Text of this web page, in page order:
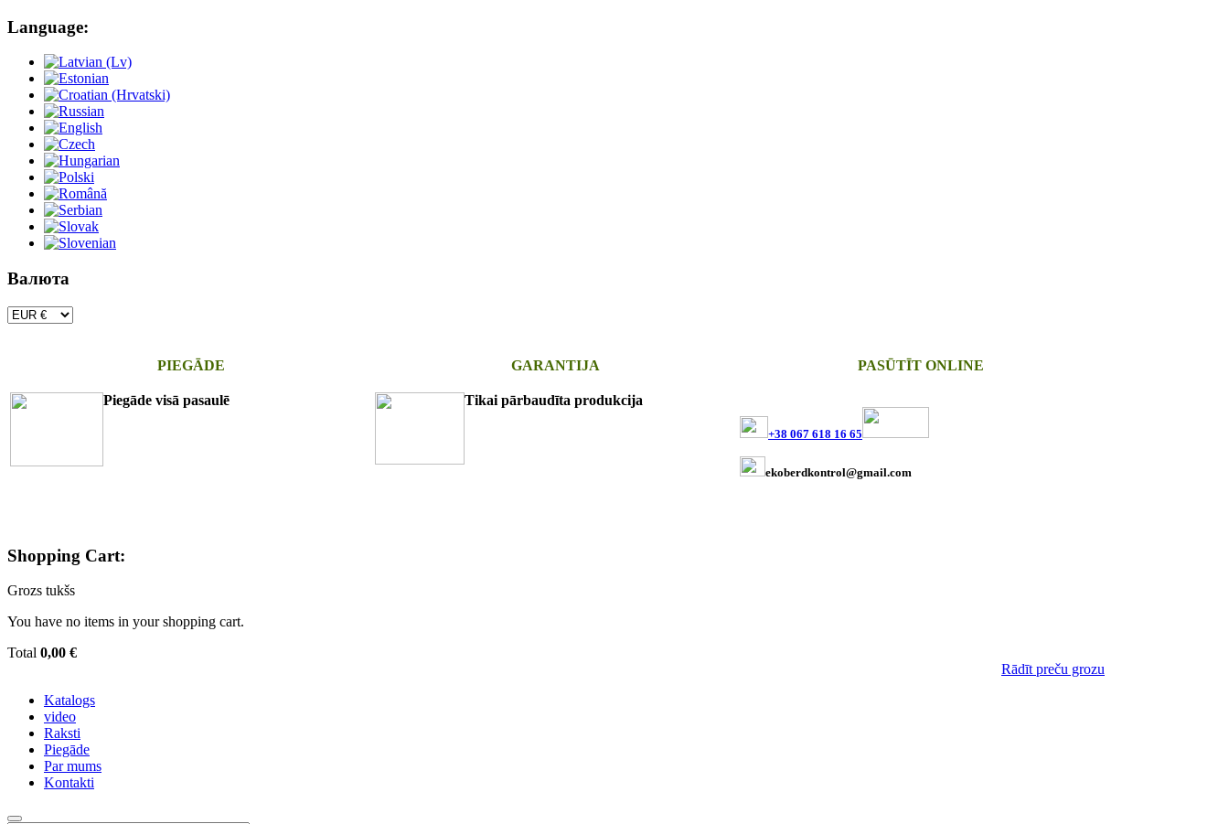
Language:
Валюта
PIEGĀDE GARANTIJA PASŪTĪT ONLINE
Piegāde visā pasaulē Tikai pārbaudīta produkcija
+38 067 618 16 65
ekoberdkontrol@gmail.com
Shopping Cart:
Grozs tukšs
You have no items in your shopping cart.
Total 0,00 €
Rādīt preču grozu
Katalogs
video
Raksti
Piegāde
Par mums
Kontakti